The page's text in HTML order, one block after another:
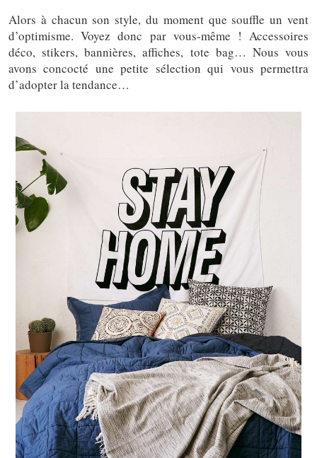
Alors à chacun son style, du moment que souffle un vent
d’optimisme. Voyez donc par vous-même ! Accessoires
déco, stikers, bannières, affiches, tote bag… Nous vous
avons concocté une petite sélection qui vous permettra
d’adopter la tendance…